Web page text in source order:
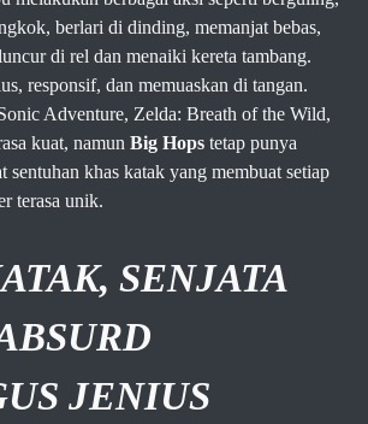
berlari di dinding, memanjat bebas,
di rel dan menaiki kereta tambang.
responsif, dan memuaskan di tangan.
Adventure, Zelda: Breath of the Wild,
kuat, namun Big Hops tetap punya
sentuhan khas katak yang membuat setiap
terasa unik.
SENJATA
JENIUS